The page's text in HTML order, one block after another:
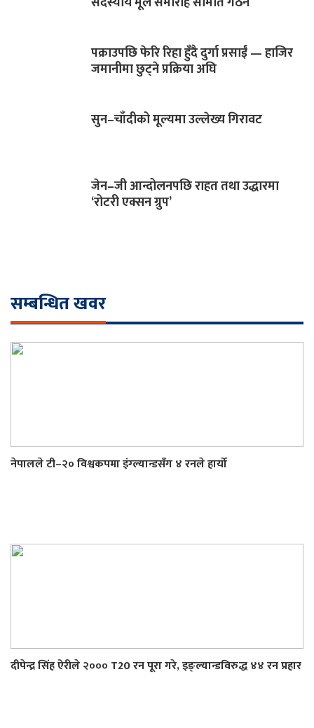
पक्राउपछि फेरि रिहा हुँदै दुर्गा प्रसाईं — हाजिर
जमानीमा छुट्ने प्रक्रिया अघि
सुन–चाँदीको मूल्यमा उल्लेख्य गिरावट
जेन–जी आन्दोलनपछि राहत तथा उद्धारमा
‘रोटरी एक्सन ग्रुप’
सम्बन्धित खवर
नेपालले टी–२० विश्वकपमा इंग्ल्यान्डसँग ४ रनले हार्यो
दीपेन्द्र सिंह ऐरीले २००० T20 रन पूरा गरे, इङ्ल्यान्डविरुद्ध ४४ रन प्रहार